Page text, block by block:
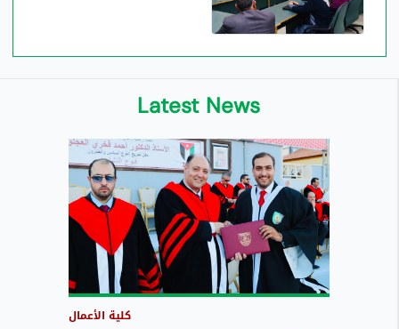
Latest News
كلية الأعمال